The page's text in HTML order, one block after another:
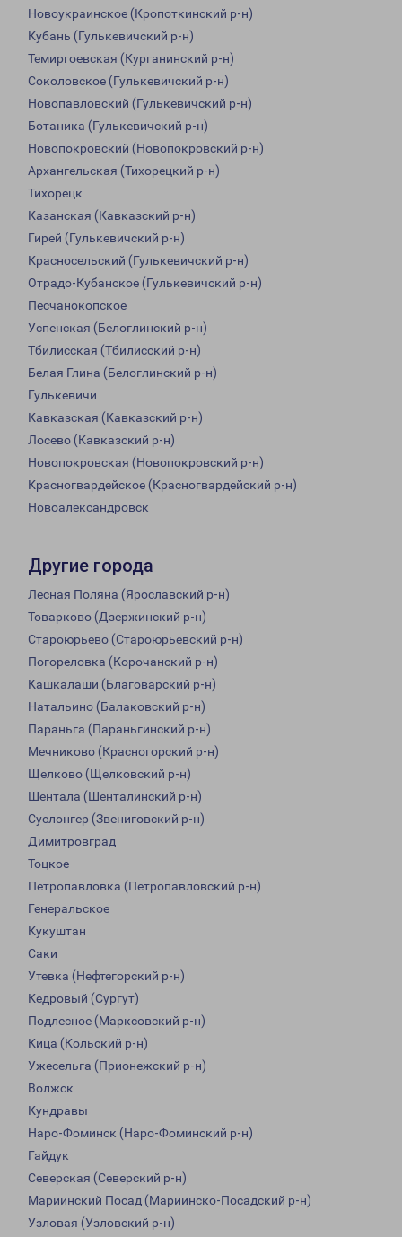
Новоукраинское (Кропоткинский р-н)
Кубань (Гулькевичский р-н)
Темиргоевская (Курганинский р-н)
Соколовское (Гулькевичский р-н)
Новопавловский (Гулькевичский р-н)
Ботаника (Гулькевичский р-н)
Новопокровский (Новопокровский р-н)
Архангельская (Тихорецкий р-н)
Тихорецк
Казанская (Кавказский р-н)
Гирей (Гулькевичский р-н)
Красносельский (Гулькевичский р-н)
Отрадо-Кубанское (Гулькевичский р-н)
Песчанокопское
Успенская (Белоглинский р-н)
Тбилисская (Тбилисский р-н)
Белая Глина (Белоглинский р-н)
Гулькевичи
Кавказская (Кавказский р-н)
Лосево (Кавказский р-н)
Новопокровская (Новопокровский р-н)
Красногвардейское (Красногвардейский р-н)
Новоалександровск
Другие города
Лесная Поляна (Ярославский р-н)
Товарково (Дзержинский р-н)
Староюрьево (Староюрьевский р-н)
Погореловка (Корочанский р-н)
Кашкалаши (Благоварский р-н)
Натальино (Балаковский р-н)
Параньга (Параньгинский р-н)
Мечниково (Красногорский р-н)
Щелково (Щелковский р-н)
Шентала (Шенталинский р-н)
Суслонгер (Звениговский р-н)
Димитровград
Тоцкое
Петропавловка (Петропавловский р-н)
Генеральское
Кукуштан
Саки
Утевка (Нефтегорский р-н)
Кедровый (Сургут)
Подлесное (Марксовский р-н)
Кица (Кольский р-н)
Ужесельга (Прионежский р-н)
Волжск
Кундравы
Наро-Фоминск (Наро-Фоминский р-н)
Гайдук
Северская (Северский р-н)
Мариинский Посад (Мариинско-Посадский р-н)
Узловая (Узловский р-н)